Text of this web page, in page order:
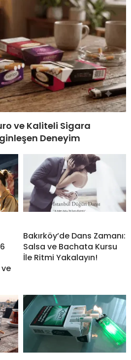
ve Kaliteli Sigara
Deneyim
Bakırköy’de Dans Zamanı:
Salsa ve Bachata Kursu
İle Ritmi Yakalayın!